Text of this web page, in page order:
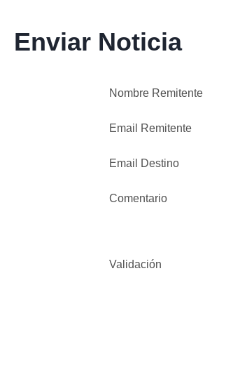
Enviar Noticia
Nombre Remitente
Email Remitente
Email Destino
Comentario
Validación